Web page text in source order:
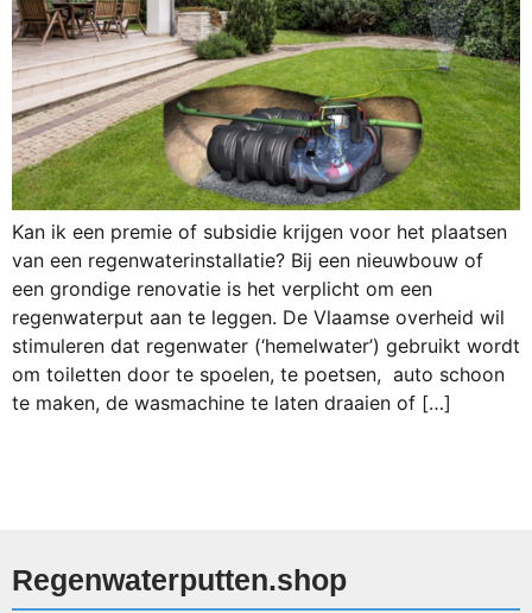
Kan ik een premie of subsidie krijgen voor het plaatsen
van een regenwaterinstallatie? Bij een nieuwbouw of
een grondige renovatie is het verplicht om een
regenwaterput aan te leggen. De Vlaamse overheid wil
stimuleren dat regenwater (‘hemelwater’) gebruikt wordt
om toiletten door te spoelen, te poetsen, auto schoon
te maken, de wasmachine te laten draaien of […]
Regenwaterputten.shop